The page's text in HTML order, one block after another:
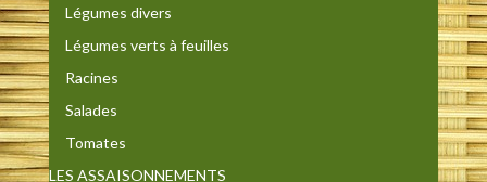
Légumes divers
Légumes verts à feuilles
Racines
Salades
Tomates
LES ASSAISONNEMENTS